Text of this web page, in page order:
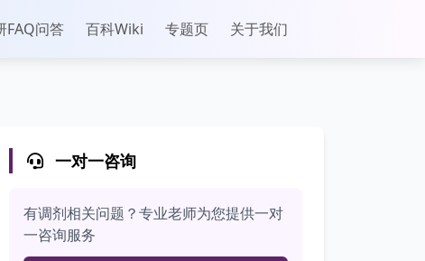
FAQ问答 百科Wiki 专题页 关于我们
一对一咨询
有调剂相关问题？专业老师为您提供一对
一咨询服务